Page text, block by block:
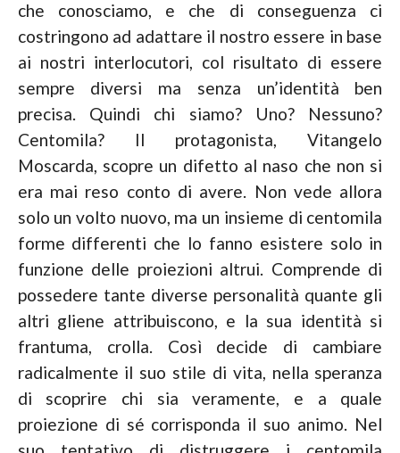
che conosciamo, e che di conseguenza ci
costringono ad adattare il nostro essere in base
ai nostri interlocutori, col risultato di essere
sempre diversi ma senza un’identità ben
precisa. Quindi chi siamo? Uno? Nessuno?
Centomila? Il protagonista, Vitangelo
Moscarda, scopre un difetto al naso che non si
era mai reso conto di avere. Non vede allora
solo un volto nuovo, ma un insieme di centomila
forme differenti che lo fanno esistere solo in
funzione delle proiezioni altrui. Comprende di
possedere tante diverse personalità quante gli
altri gliene attribuiscono, e la sua identità si
frantuma, crolla. Così decide di cambiare
radicalmente il suo stile di vita, nella speranza
di scoprire chi sia veramente, e a quale
proiezione di sé corrisponda il suo animo. Nel